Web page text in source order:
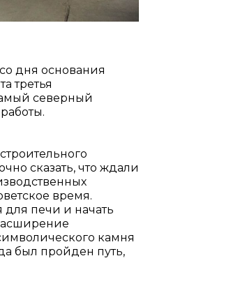
дня основания
третья
северный
сказать, что ждали
время.
для печи и начать
камня
был пройден путь,